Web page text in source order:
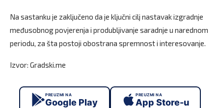
Na sastanku je zaključeno da je ključni cilj nastavak izgradnje
međusobnog povjerenja i produbljivanje saradnje u narednom
periodu, za šta postoji obostrana spremnost i interesovanje.
Izvor: Gradski.me
PREUZMI NA
Google Play
PREUZMI NA
App Store-u